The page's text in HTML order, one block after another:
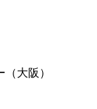
大阪）